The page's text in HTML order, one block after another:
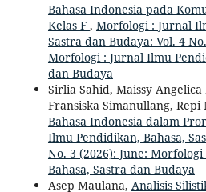
Bahasa Indonesia pada
Kelas F , Morfologi : Jurnal
Sastra dan Budaya: Vol. 4
Morfologi : Jurnal Ilmu
dan Budaya
Sirlia Sahid, Maissy
Fransiska Simanullang,
Bahasa Indonesia dalam
Ilmu Pendidikan, Bahasa,
No. 3 (2026): June:
Bahasa, Sastra dan Budaya
Asep Maulana, Analisis